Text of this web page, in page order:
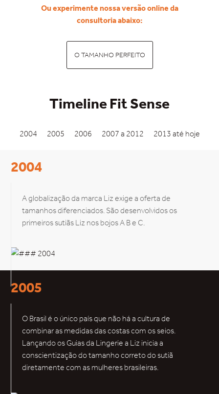
Ou experimente nossa versão online da
consultoria abaixo:
O TAMANHO PERFEITO
Timeline Fit Sense
2004 2005 2006 2007 a 2012 2013 até hoje
2004
A globalização da marca Liz exige a oferta de
tamanhos diferenciados. São desenvolvidos os
primeiros sutiãs Liz nos bojos A B e C.
2005
O Brasil é o único país que não há a cultura de
combinar as medidas das costas com os seios.
Lançando os Guias da Lingerie a Liz inicia a
conscientização do tamanho correto do sutiã
diretamente com as mulheres brasileiras.